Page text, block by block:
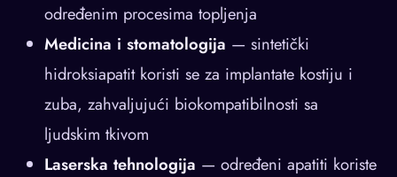
određenim procesima topljenja
Medicina i stomatologija — sintetički
hidroksiapatit koristi se za implantate kostiju i
zuba, zahvaljujući biokompatibilnosti sa
ljudskim tkivom
Laserska tehnologija — određeni apatiti koriste